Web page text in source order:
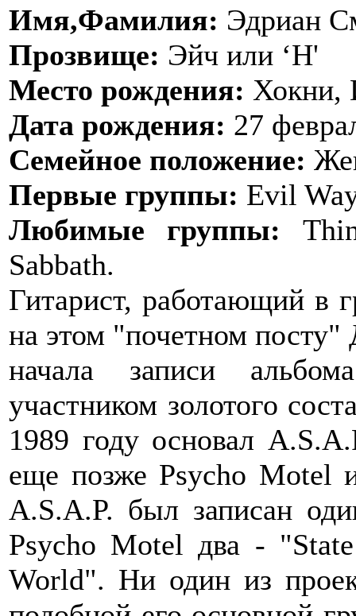
Имя,Фамилия: Эдриан
Прозвище: Эйч или ‘H'
Место рождения: Хокни,
Дата рождения: 27
Семейное положение:
Первые группы: Evil
Любимые группы:
Sabbath.
Гитарист, работающий в
на этом "почетном посту"
начала записи
участником золотого
1989 году основал
еще позже Psycho Motel
A.S.A.P. был записан
Psycho Motel два -
World". Ни один из